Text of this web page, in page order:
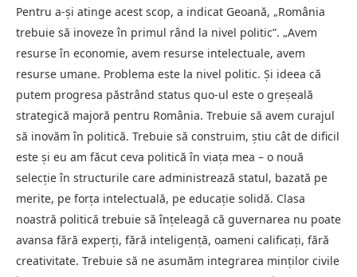
Pentru a-și atinge acest scop, a indicat Geoană, „România
trebuie să inoveze în primul rând la nivel politic”. „Avem
resurse în economie, avem resurse intelectuale, avem
resurse umane. Problema este la nivel politic. Și ideea că
putem progresa păstrând status quo-ul este o greșeală
strategică majoră pentru România. Trebuie să avem curajul
să inovăm în politică. Trebuie să construim, știu cât de dificil
este și eu am făcut ceva politică în viața mea – o nouă
selecție în structurile care administrează statul, bazată pe
merite, pe forța intelectuală, pe educație solidă. Clasa
noastră politică trebuie să înțeleagă că guvernarea nu poate
avansa fără experți, fără inteligență, oameni calificați, fără
creativitate. Trebuie să ne asumăm integrarea minților civile